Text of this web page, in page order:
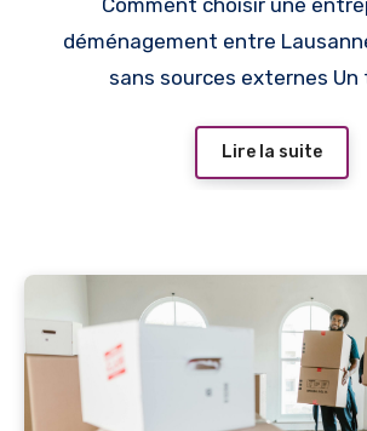
déménagement entre
sans sources externes
Lire la suite